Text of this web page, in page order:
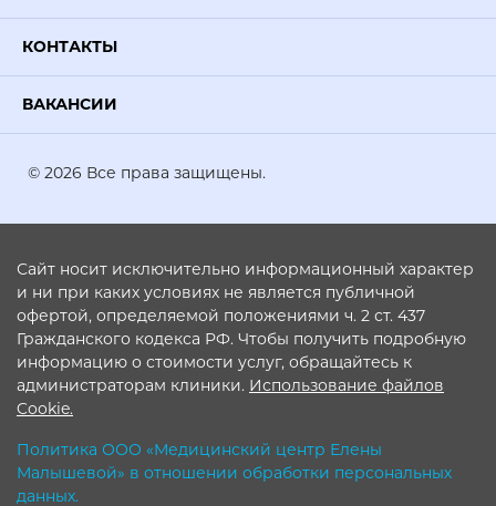
КОНТАКТЫ
ВАКАНСИИ
© 2026 Все права защищены.
Сайт носит исключительно информационный характер
и ни при каких условиях не является публичной
офертой, определяемой положениями ч. 2 ст. 437
Гражданского кодекса РФ. Чтобы получить подробную
информацию о стоимости услуг, обращайтесь к
администраторам клиники. Использование файлов
Cookie.
Политика ООО «Медицинский центр Елены
Малышевой» в отношении обработки персональных
данных.